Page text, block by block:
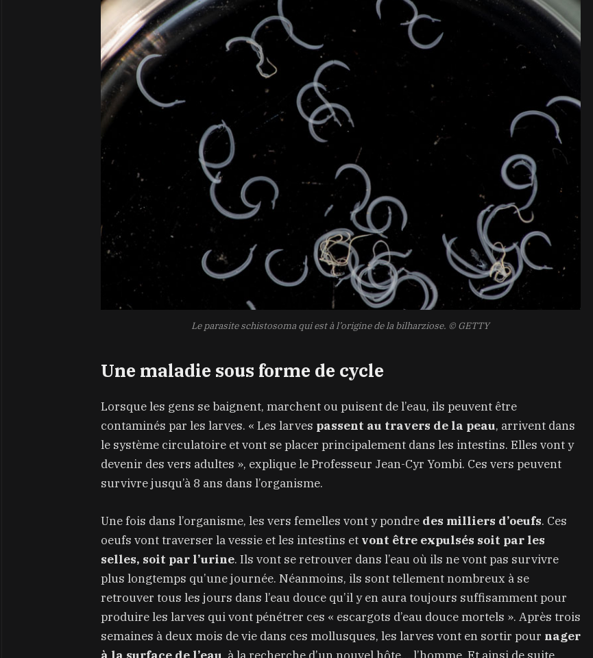
Le parasite schistosoma qui est à l’origine de la bilharziose. © GETTY
Une maladie sous forme de cycle
Lorsque les gens se baignent, marchent ou puisent de l’eau, ils peuvent être
contaminés par les larves. « Les larves passent au travers de la peau, arrivent dans
le système circulatoire et vont se placer principalement dans les intestins. Elles vont y
devenir des vers adultes », explique le Professeur Jean-Cyr Yombi. Ces vers peuvent
survivre jusqu’à 8 ans dans l’organisme.
Une fois dans l’organisme, les vers femelles vont y pondre des milliers d’oeufs. Ces
oeufs vont traverser la vessie et les intestins et vont être expulsés soit par les
selles, soit par l’urine. Ils vont se retrouver dans l’eau où ils ne vont pas survivre
plus longtemps qu’une journée. Néanmoins, ils sont tellement nombreux à se
retrouver tous les jours dans l’eau douce qu’il y en aura toujours suffisamment pour
produire les larves qui vont pénétrer ces « escargots d’eau douce mortels ». Après trois
semaines à deux mois de vie dans ces mollusques, les larves vont en sortir pour nager